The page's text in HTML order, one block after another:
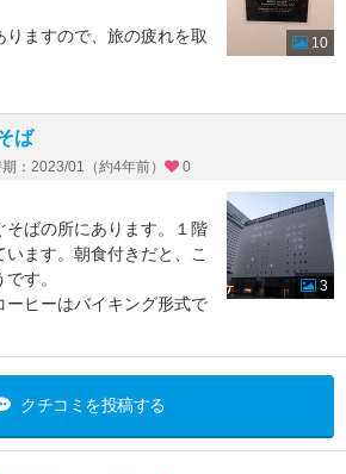
ますので、旅の疲れを取
清潔感もあり良いホテル
10
ば
：2023/01（約4年前） 0
そばの所にあります。１階
ます。朝食付きだと、こ
す。
ーヒーはバイキング形式で
荷物預
3
クチコミを投稿する